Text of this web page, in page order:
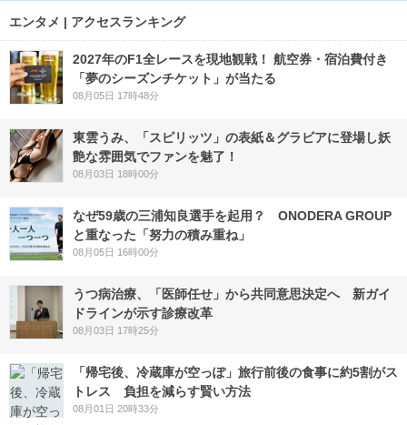
エンタメ | アクセスランキング
2027年のF1全レースを現地観戦！ 航空券・宿泊費付き
「夢のシーズンチケット」が当たる
08月05日 17時48分
東雲うみ、「スピリッツ」の表紙＆グラビアに登場し妖
艶な雰囲気でファンを魅了！
08月03日 18時00分
なぜ59歳の三浦知良選手を起用？ ONODERA GROUP
と重なった「努力の積み重ね」
08月05日 16時00分
うつ病治療、「医師任せ」から共同意思決定へ 新ガイ
ドラインが示す診療改革
08月03日 17時25分
「帰宅後、冷蔵庫が空っぽ」旅行前後の食事に約5割がス
トレス 負担を減らす賢い方法
08月01日 20時33分